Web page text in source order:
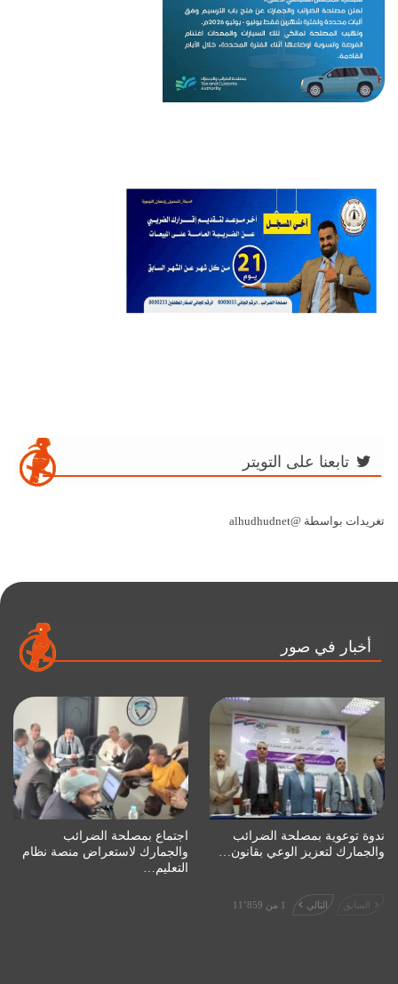
تابعنا على التويتر
تغريدات بواسطة @alhudhudnet
أخبار في صور
ندوة توعوية بمصلحة الضرائب
والجمارك لتعزيز الوعي بقانون…
اجتماع بمصلحة الضرائب
والجمارك لاستعراض منصة نظام
التعليم…
السابق التالي 1 من 11٬859